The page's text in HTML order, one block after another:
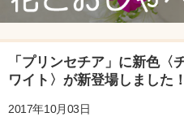
「プリンセチア」に新色〈
ワイト〉が新登場しました！
2017年10月03日